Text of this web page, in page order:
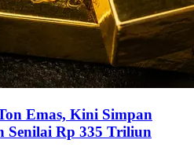
Emas, Kini Simpan
Senilai Rp 335 Triliun